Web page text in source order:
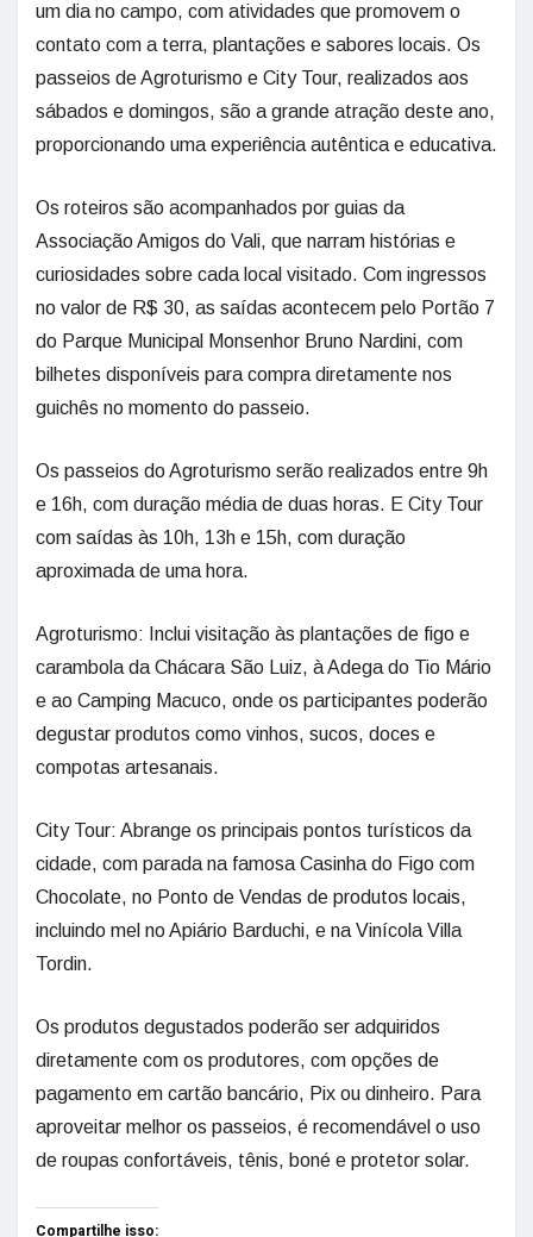
um dia no campo, com atividades que promovem o
contato com a terra, plantações e sabores locais. Os
passeios de Agroturismo e City Tour, realizados aos
sábados e domingos, são a grande atração deste ano,
proporcionando uma experiência autêntica e educativa.
Os roteiros são acompanhados por guias da
Associação Amigos do Vali, que narram histórias e
curiosidades sobre cada local visitado. Com ingressos
no valor de R$ 30, as saídas acontecem pelo Portão 7
do Parque Municipal Monsenhor Bruno Nardini, com
bilhetes disponíveis para compra diretamente nos
guichês no momento do passeio.
Os passeios do Agroturismo serão realizados entre 9h
e 16h, com duração média de duas horas. E City Tour
com saídas às 10h, 13h e 15h, com duração
aproximada de uma hora.
Agroturismo: Inclui visitação às plantações de figo e
carambola da Chácara São Luiz, à Adega do Tio Mário
e ao Camping Macuco, onde os participantes poderão
degustar produtos como vinhos, sucos, doces e
compotas artesanais.
City Tour: Abrange os principais pontos turísticos da
cidade, com parada na famosa Casinha do Figo com
Chocolate, no Ponto de Vendas de produtos locais,
incluindo mel no Apiário Barduchi, e na Vinícola Villa
Tordin.
Os produtos degustados poderão ser adquiridos
diretamente com os produtores, com opções de
pagamento em cartão bancário, Pix ou dinheiro. Para
aproveitar melhor os passeios, é recomendável o uso
de roupas confortáveis, tênis, boné e protetor solar.
Compartilhe isso: